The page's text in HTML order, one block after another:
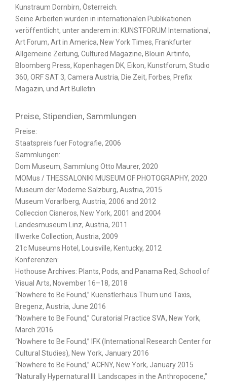
Kunstraum Dornbirn, Österreich.
Seine Arbeiten wurden in internationalen Publikationen
veröffentlicht, unter anderem in: KUNSTFORUM International,
Art Forum, Art in America, New York Times, Frankfurter
Allgemeine Zeitung, Cultured Magazine, Blouin Artinfo,
Bloomberg Press, Kopenhagen DK, Eikon, Kunstforum, Studio
360, ORF SAT 3, Camera Austria, Die Zeit, Forbes, Prefix
Magazin, und Art Bulletin.
Preise, Stipendien, Sammlungen
Preise:
Staatspreis fuer Fotografie, 2006
Sammlungen:
Dom Museum, Sammlung Otto Maurer, 2020
MOMus / THESSALONIKI MUSEUM OF PHOTOGRAPHY, 2020
Museum der Moderne Salzburg, Austria, 2015
Museum Vorarlberg, Austria, 2006 and 2012
Colleccion Cisneros, New York, 2001 and 2004
Landesmuseum Linz, Austria, 2011
Illwerke Collection, Austria, 2009
21c Museums Hotel, Louisville, Kentucky, 2012
Konferenzen:
Hothouse Archives: Plants, Pods, and Panama Red, School of
Visual Arts, November 16–18, 2018
“Nowhere to Be Found,” Kuenstlerhaus Thurn und Taxis,
Bregenz, Austria, June 2016
“Nowhere to Be Found,” Curatorial Practice SVA, New York,
March 2016
“Nowhere to Be Found,” IFK (International Research Center for
Cultural Studies), New York, January 2016
“Nowhere to Be Found,” ACFNY, New York, January 2015
“Naturally Hypernatural III. Landscapes in the Anthropocene,”